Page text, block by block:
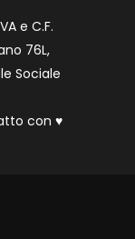
e C.F.
76L,
Sociale
con ♥